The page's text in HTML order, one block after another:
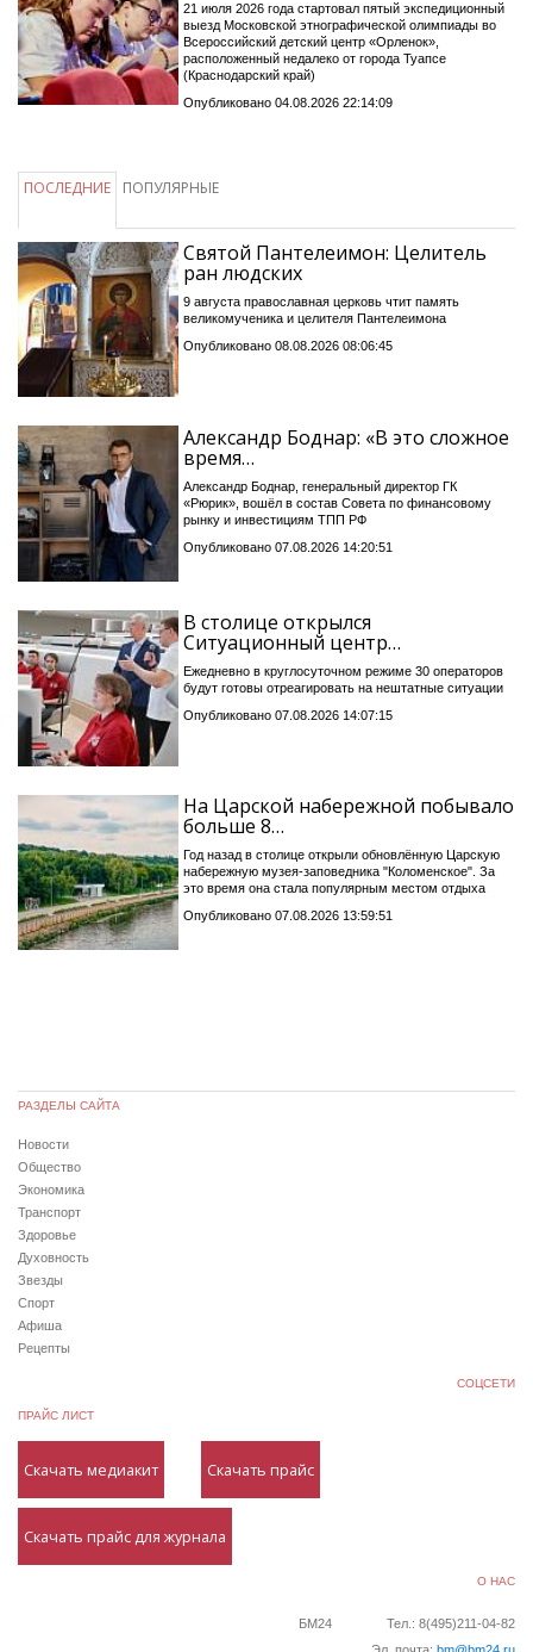
21 июля 2026 года стартовал пятый экспедиционный
выезд Московской этнографической олимпиады во
Всероссийский детский центр «Орленок»,
расположенный недалеко от города Туапсе
(Краснодарский край)
Опубликовано 04.08.2026 22:14:09
ПОСЛЕДНИЕ ПОПУЛЯРНЫЕ
Святой Пантелеимон: Целитель
ран людских
9 августа православная церковь чтит память
великомученика и целителя Пантелеимона
Опубликовано 08.08.2026 08:06:45
Александр Боднар: «В это сложное
время…
Александр Боднар, генеральный директор ГК
«Рюрик», вошёл в состав Совета по финансовому
рынку и инвестициям ТПП РФ
Опубликовано 07.08.2026 14:20:51
В столице открылся
Ситуационный центр…
Ежедневно в круглосуточном режиме 30 операторов
будут готовы отреагировать на нештатные ситуации
Опубликовано 07.08.2026 14:07:15
На Царской набережной побывало
больше 8…
Год назад в столице открыли обновлённую Царскую
набережную музея-заповедника "Коломенское". За
это время она стала популярным местом отдыха
Опубликовано 07.08.2026 13:59:51
РАЗДЕЛЫ САЙТА
Новости
Общество
Экономика
Транспорт
Здоровье
Духовность
Звезды
Спорт
Афиша
Рецепты
СОЦСЕТИ
ПРАЙС ЛИСТ
Скачать медиакит Скачать прайс
Скачать прайс для журнала
О НАС
БМ24
Тел.: 8(495)211-04-82